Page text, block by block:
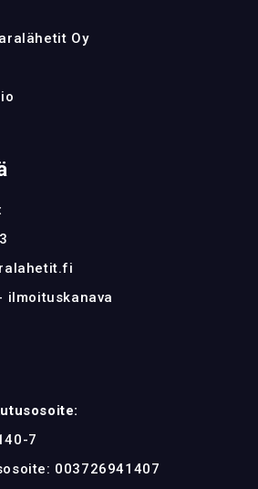
Oy
ilmoituskanava
7
003726941407